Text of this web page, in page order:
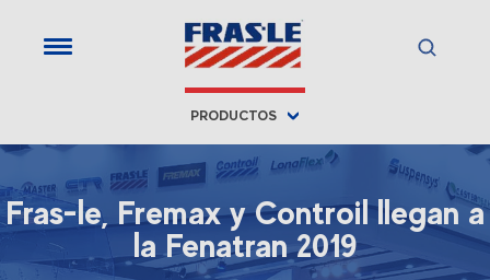
PRODUCTOS
Fras-le, Fremax y Controil llegan a
la Fenatran 2019